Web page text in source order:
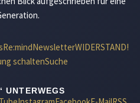
Re:mindNewsletterWIDERSTAND!
schaltenSuche
UNTERWEGS